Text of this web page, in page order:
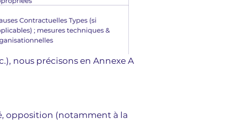
nous précisons en Annexe A
opposition (notamment à la